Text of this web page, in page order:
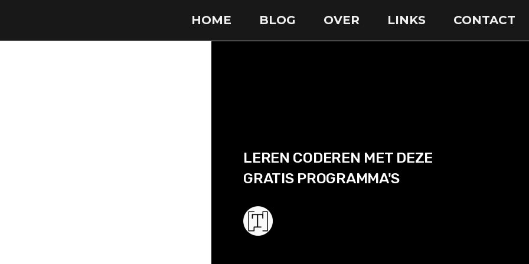
HOME BLOG OVER LINKS CONTACT
LEREN CODEREN MET DEZE
GRATIS PROGRAMMA'S